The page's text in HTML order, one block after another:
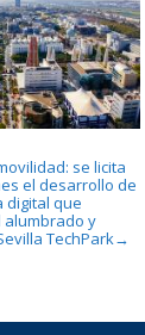
se licita
el desarrollo de
digital que
alumbrado y
TechPark→